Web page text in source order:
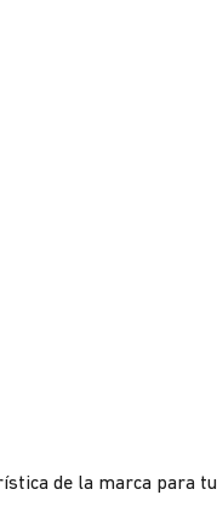
de la marca para tu